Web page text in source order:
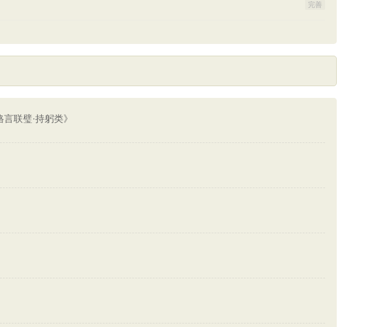
完善
言联璧·持躬类》